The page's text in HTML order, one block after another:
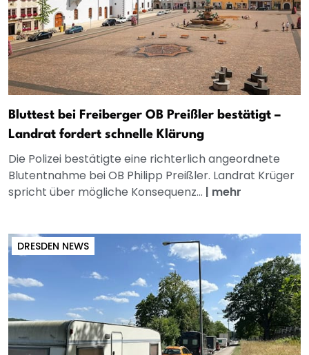
Bluttest bei Freiberger OB Preißler bestätigt –
Landrat fordert schnelle Klärung
Die Polizei bestätigte eine richterlich angeordnete
Blutentnahme bei OB Philipp Preißler. Landrat Krüger
spricht über mögliche Konsequenz... | mehr
DRESDEN NEWS